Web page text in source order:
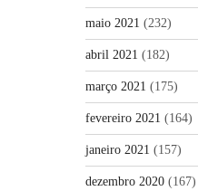
maio 2021 (232)
abril 2021 (182)
março 2021 (175)
fevereiro 2021 (164)
janeiro 2021 (157)
dezembro 2020 (167)